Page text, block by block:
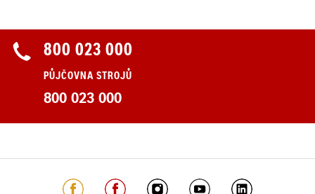
800 023 000
PŮJČOVNA STROJŮ
800 023 000